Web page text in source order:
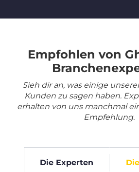
Empfohlen von
Sieh dir an, was einige
Kunden zu sagen haben.
erhalten von uns manchmal
Empfehlung.
Die Experten